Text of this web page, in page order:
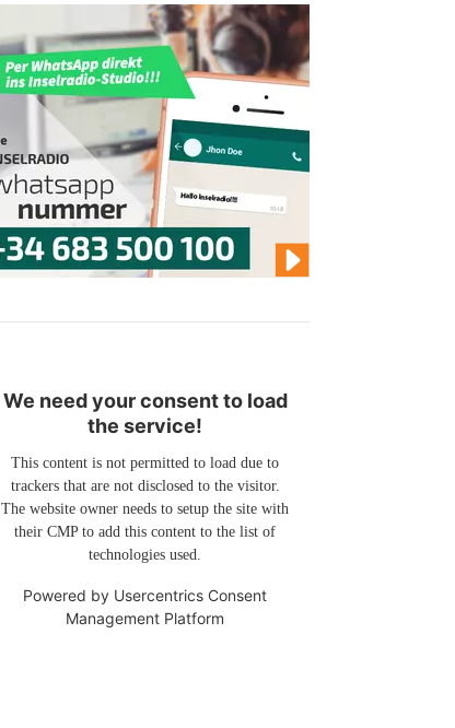
We need your consent to load
the service!
This content is not permitted to load due to
trackers that are not disclosed to the visitor.
The website owner needs to setup the site with
their CMP to add this content to the list of
technologies used.
Powered by Usercentrics Consent
Management Platform